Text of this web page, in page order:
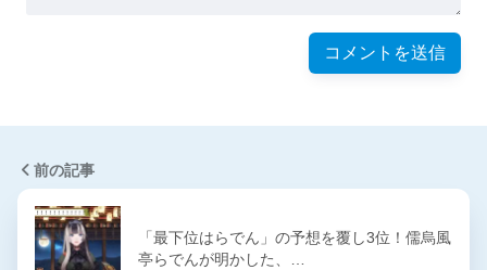
前の記事
「最下位はらでん」の予想を覆し3位！儒烏風
亭らでんが明かした、…